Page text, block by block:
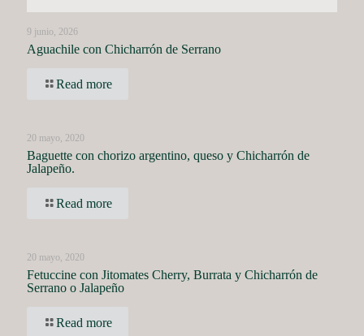
9 junio, 2026
Aguachile con Chicharrón de Serrano
Read more
20 mayo, 2020
Baguette con chorizo argentino, queso y Chicharrón de
Jalapeño.
Read more
20 mayo, 2020
Fetuccine con Jitomates Cherry, Burrata y Chicharrón de
Serrano o Jalapeño
Read more